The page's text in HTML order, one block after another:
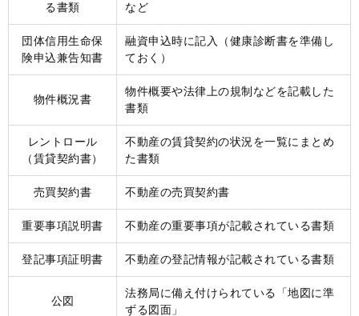
る書類
など
団体信用生命保
険申込兼告知書
融資申込時に記入（健康診断書を準備し
ておく）
物件概況書
物件概要や法律上の規制などを記載した
書類
レントロール
（賃貸契約書）
不動産の賃貸契約の状況を一覧にまとめ
た書類
売買契約書 不動産の売買契約書
重要事項説明書 不動産の重要事項が記載されている書類
登記事項証明書 不動産の登記情報が記載されている書類
公図
法務局に備え付けられている「地図に準
ずる図面」